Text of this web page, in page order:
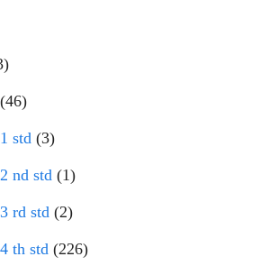
(46)
std (3)
nd std (1)
rd std (2)
th std (226)